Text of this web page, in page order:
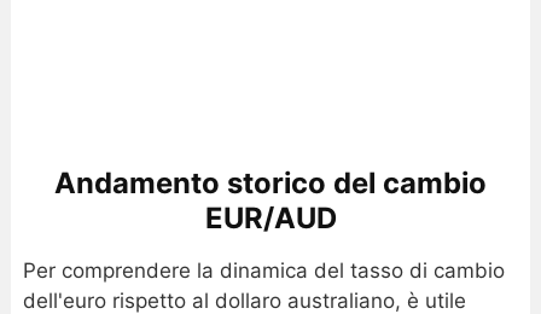
Andamento storico del cambio
EUR/AUD
Per comprendere la dinamica del tasso di cambio
dell'euro rispetto al dollaro australiano, è utile